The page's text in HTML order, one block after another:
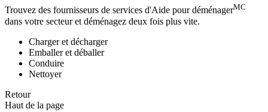
Trouvez des fournisseurs de services d'Aide pour déménagerMC
dans votre secteur et déménagez deux fois plus vite.
Charger et décharger
Emballer et déballer
Conduire
Nettoyer
Retour
Haut de la page